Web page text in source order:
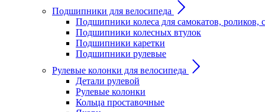
Подшипники для велосипеда
Подшипники колеса для самокатов, роликов,
Подшипники колесных втулок
Подшипники каретки
Подшипники рулевые
Рулевые колонки для велосипеда
Детали рулевой
Рулевые колонки
Кольца проставочные